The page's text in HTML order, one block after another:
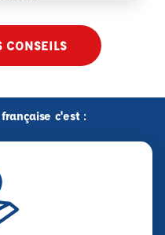
CONSEILS
c'est :